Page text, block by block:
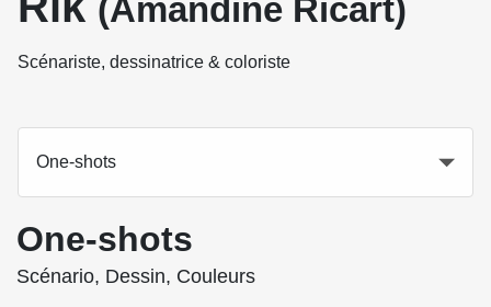
(Amandine Ricart)
Scénariste, dessinatrice & coloriste
One-shots
One-shots
Scénario, Dessin, Couleurs